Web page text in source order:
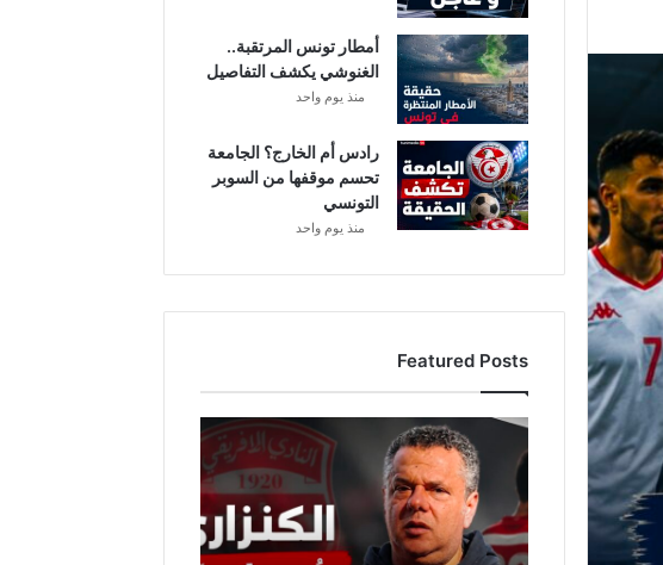
أمطار تونس المرتقبة..
الغنوشي يكشف التفاصيل
منذ يوم واحد
رادس أم الخارج؟ الجامعة
تحسم موقفها من السوبر
التونسي
منذ يوم واحد
Featured Posts
ع
ا
ل
:
م